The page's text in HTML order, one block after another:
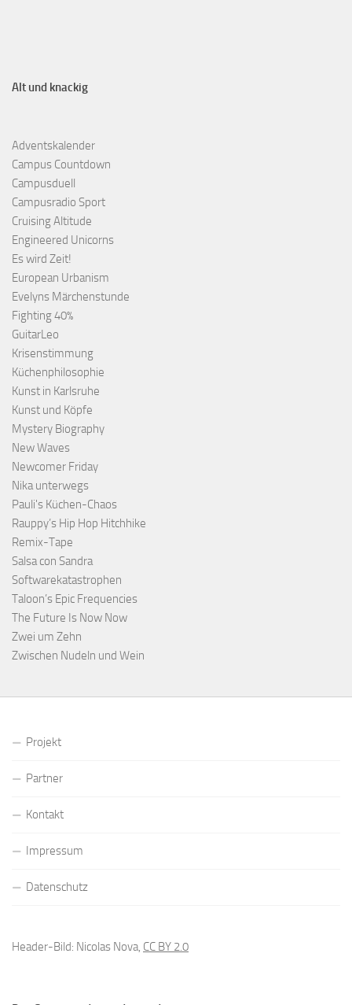
Alt und knackig
Adventskalender
Campus Countdown
Campusduell
Campusradio Sport
Cruising Altitude
Engineered Unicorns
Es wird Zeit!
European Urbanism
Evelyns Märchenstunde
Fighting 40%
GuitarLeo
Krisenstimmung
Küchenphilosophie
Kunst in Karlsruhe
Kunst und Köpfe
Mystery Biography
New Waves
Newcomer Friday
Nika unterwegs
Pauli's Küchen-Chaos
Rauppy’s Hip Hop Hitchhike
Remix-Tape
Salsa con Sandra
Softwarekatastrophen
Taloon’s Epic Frequencies
The Future Is Now Now
Zwei um Zehn
Zwischen Nudeln und Wein
Projekt
Partner
Kontakt
Impressum
Datenschutz
Header-Bild: Nicolas Nova, CC BY 2.0